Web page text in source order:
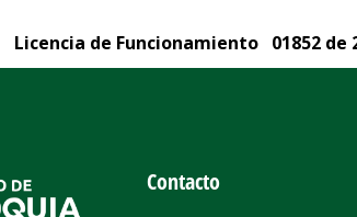
Licencia de Funcionamiento 01852
Contacto